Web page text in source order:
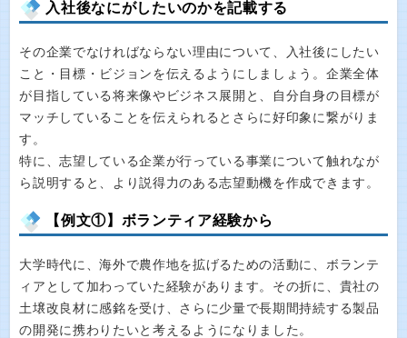
入社後なにがしたいのかを記載する
その企業でなければならない理由について、入社後にしたい
こと・目標・ビジョンを伝えるようにしましょう。企業全体
が目指している将来像やビジネス展開と、自分自身の目標が
マッチしていることを伝えられるとさらに好印象に繋がりま
す。
特に、志望している企業が行っている事業について触れなが
ら説明すると、より説得力のある志望動機を作成できます。
【例文①】ボランティア経験から
大学時代に、海外で農作地を拡げるための活動に、ボランテ
ィアとして加わっていた経験があります。その折に、貴社の
土壌改良材に感銘を受け、さらに少量で長期間持続する製品
の開発に携わりたいと考えるようになりました。